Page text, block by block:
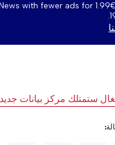
with fewer ads for
ستمتلك مركز بيانات جديد